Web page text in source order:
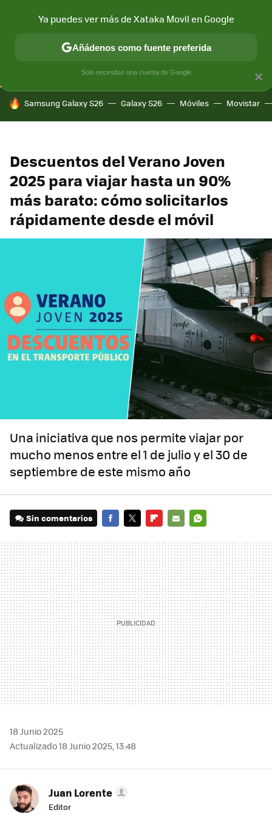
CONECTIVIDAD MÓVIL Y SOCIEDAD APLICACIONES
HOY SE HABLA DE
Samsung Galaxy S26 Galaxy S26 Móviles Movistar
Descuentos del Verano Joven
2025 para viajar hasta un 90%
más barato: cómo solicitarlos
rápidamente desde el móvil
Una iniciativa que nos permite viajar por
mucho menos entre el 1 de julio y el 30 de
septiembre de este mismo año
Sin comentarios
MAIL
18 Junio 2025
Actualizado 18 Junio 2025, 13:48
Juan Lorente
Editor
×
Ya puedes ver más de Xataka Movil en Google
Añádenos como fuente preferida
Solo necesitas una cuenta de Google